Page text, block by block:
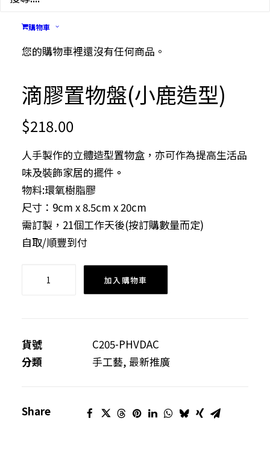
購物車
您的購物車裡還沒有任何商品。
滴膠置物盤(小鹿造型)
$218.00
人手製作的立體造型置物盒，亦可作為提高生活品
味及裝飾家居的擺件 。
物料:環氧樹脂膠
尺寸：9cm x 8.5cm x 20cm
需訂製，21個工作天後(按訂購數量而定)
自取/順豐到付
盤
(小
型)
加入購物車
貨號
C205-PHVDAC
分類
手工藝, 最新推廣
Share